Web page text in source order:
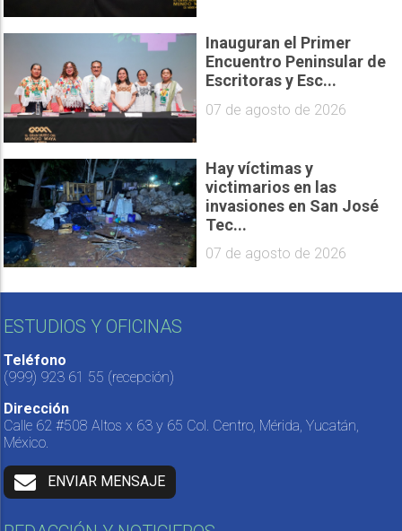
Inauguran el Primer
Encuentro Peninsular de
Escritoras y Esc...
07 de agosto de 2026
Hay víctimas y
victimarios en las
invasiones en San José
Tec...
07 de agosto de 2026
ESTUDIOS Y OFICINAS
Teléfono
(999) 923 61 55 (recepción)
Dirección
Calle 62 #508 Altos x 63 y 65 Col. Centro, Mérida, Yucatán,
México.
ENVIAR MENSAJE